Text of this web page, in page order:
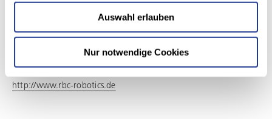
Auswahl erlauben
Nur notwendige Cookies
http://www.rbc-robotics.de